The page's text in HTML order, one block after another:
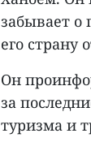
забывает о
его страну
Он
за
туризма и